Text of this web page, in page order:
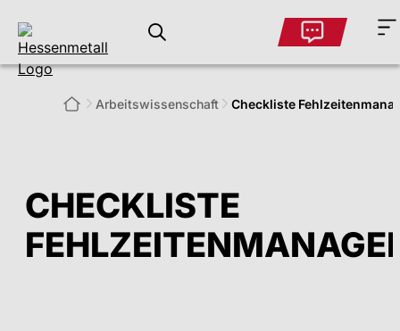
CHECKLISTE
Arbeitswissenschaft Checkliste